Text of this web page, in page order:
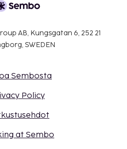
AB, Kungsgatan 6, 252 21
SWEDEN
Sembosta
Policy
at Sembo